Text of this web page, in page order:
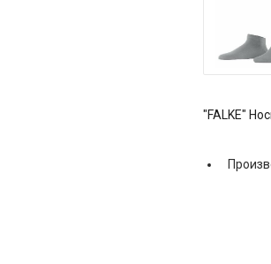
"FALKE"